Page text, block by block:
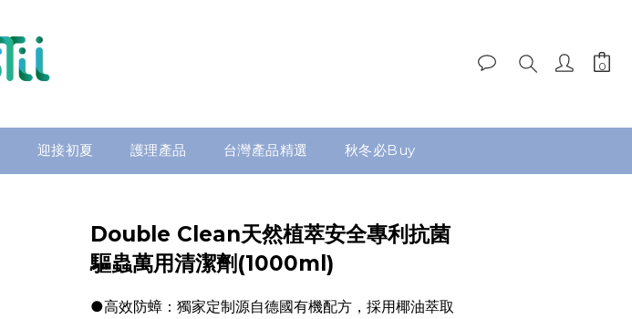
迎接初夏 護理產品 台灣產品精選 秋冬必Buy
Double Clean天然植萃安全專利抗菌
驅蟲萬用清潔劑(1000ml)
●高效防蟑：獨家定制源自德國有機配方，採用椰油萃取